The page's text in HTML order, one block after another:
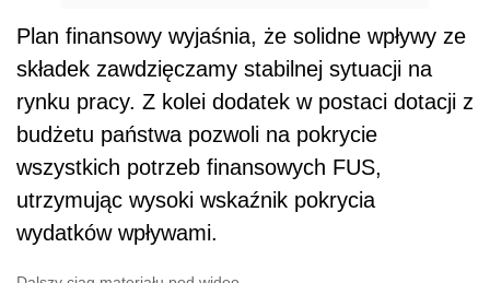
Plan finansowy wyjaśnia, że solidne wpływy ze
składek zawdzięczamy stabilnej sytuacji na
rynku pracy. Z kolei dodatek w postaci dotacji z
budżetu państwa pozwoli na pokrycie
wszystkich potrzeb finansowych FUS,
utrzymując wysoki wskaźnik pokrycia
wydatków wpływami.